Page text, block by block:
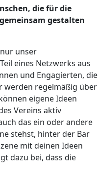
die für die
gestalten
unser
eines Netzwerks aus
und Engagierten, die
werden regelmäßig über
eigene Ideen
Vereins aktiv
das ein oder andere
stehst, hinter der Bar
mit deinen Ideen
dazu bei, dass die